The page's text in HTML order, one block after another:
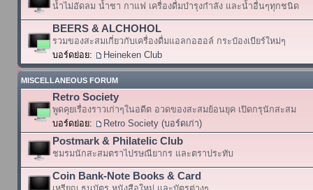
น้ำไม่อัดลม น้ำชา กาแฟ เครื่องดื่มบำรุงกำลัง และน้ำอื่นๆทุกชนิด
BEERS & ALCHOHOL
รวมของสะสมเกี่ยวกับเครื่องดื่มแอลกอฮอล์ กระป๋องเบียร์ใหม่ๆ
บอร์ดย่อย:
Heineken Club
MISCELLANEOUS FORUM
Retro Society
พูดคุยเรื่องราวเก่าๆในอดีต อวดของสะสมย้อนยุค เปิดกรุนักสะสม
บอร์ดย่อย:
Retro Society (บอร์ดเก่า)
Postmark & Philatelic Club
ชมรมนักสะสมตราไปรษณียากร และตราประทับ
Coin Bank-Note Books & Card